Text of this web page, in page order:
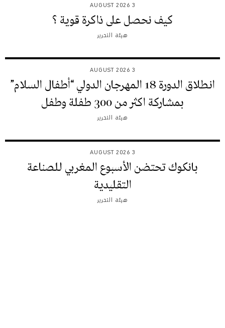
3 AUGUST 2026
كيف نحصل على ذاكرة قوية ؟
هيئة التحرير
3 AUGUST 2026
انطلاق الدورة 18 المهرجان الدولي “أطفال السلام”
بمشاركة اكثر من 300 طفلة وطفل
هيئة التحرير
3 AUGUST 2026
بانكوك تحتضن الأسبوع المغربي للصناعة
التقليدية
هيئة التحرير